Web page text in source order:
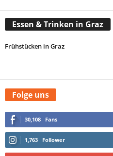
Essen & Trinken in Graz
Frühstücken in Graz
Folge uns
30,108 Fans
1,763 Follower